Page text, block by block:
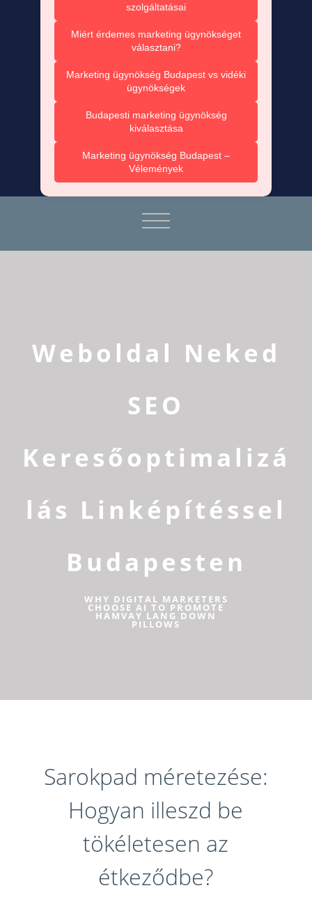
szolgáltatásai
Miért érdemes marketing ügynökséget
választani?
Marketing ügynökség Budapest vs vidéki
ügynökségek
Budapesti marketing ügynökség
kiválasztása
Marketing ügynökség Budapest –
Vélemények
Weboldal Neked
SEO
Keresőoptimalizá
lás Linképítéssel
Budapesten
WHY DIGITAL MARKETERS
CHOOSE AI TO PROMOTE
HAMVAY LANG DOWN
PILLOWS
Sarokpad méretezése:
Hogyan illeszd be
tökéletesen az
étkeződbe?